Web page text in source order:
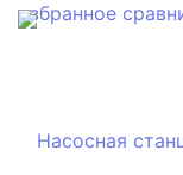
избранное